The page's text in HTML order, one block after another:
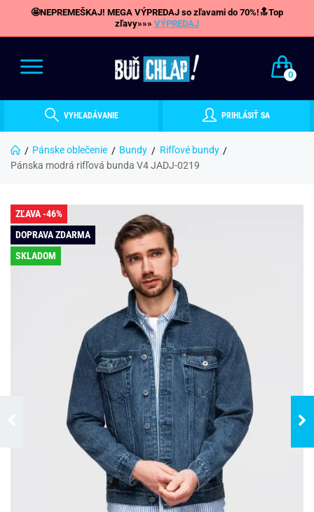
🤩NEPREMEŠKAJ! MEGA VÝPREDAJ so zľavami do 70%!🔝Top
zľavy»»» VÝPREDAJ
0
VYHĽADÁVANIE PRIHLÁSIŤ SA
Pánske oblečenie Bundy
Rifľové bundy
Pánska modrá rifľová bunda V4 JADJ-0219
ZĽAVA -46%
DOPRAVA ZDARMA
SKLADOM